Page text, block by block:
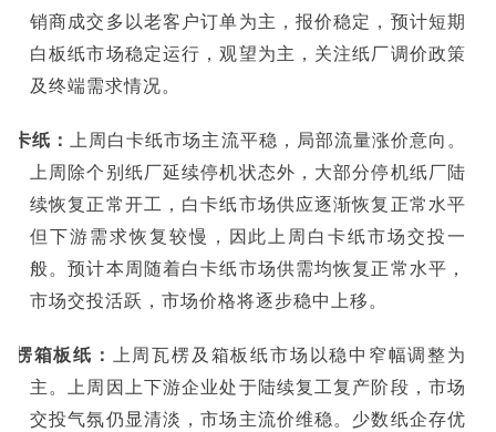
销商成交多以老客户订单为主，报价稳定，预计短期
白板纸市场稳定运行，观望为主，关注纸厂调价政策
及终端需求情况。
卡纸：
上周白卡纸市场主流平稳，局部流量涨价意向。
上周除个别纸厂延续停机状态外，大部分停机纸厂陆
续恢复正常开工，白卡纸市场供应逐渐恢复正常水平
但下游需求恢复较慢，因此上周白卡纸市场交投一
般。预计本周随着白卡纸市场供需均恢复正常水平，
市场交投活跃，市场价格将逐步稳中上移。
楞箱板纸：
上周瓦楞及箱板纸市场以稳中窄幅调整为
主。上周因上下游企业处于陆续复工复产阶段，市场
交投气氛仍显清淡，市场主流价维稳。少数纸企存优